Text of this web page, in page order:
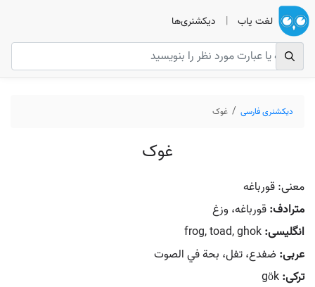
لغت یاب | دیکشنری‌ها
دیکشنری فارسی غوک
غوک
معنی: قورباغه
مترادف:قورباغه، وزغ
انگلیسی:frog, toad, ghok
عربی:ضفدع، تفل، بحة في الصوت
ترکی:gök